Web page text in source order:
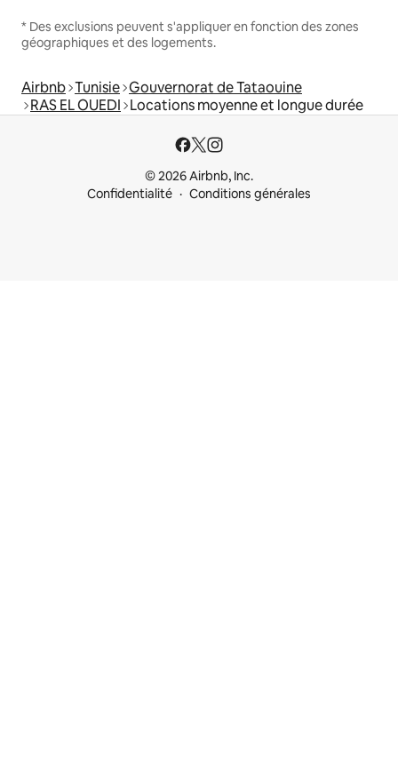
* Des exclusions peuvent s'appliquer en fonction des zones
géographiques et des logements.
Airbnb Tunisie Gouvernorat de Tataouine
RAS EL OUEDI Locations moyenne et longue durée
© 2026 Airbnb, Inc.
Confidentialité
Conditions générales